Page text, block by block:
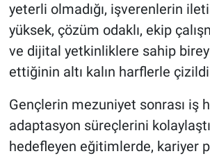
yeterli olmadığı, işverenlerin
yüksek, çözüm odaklı, ekip
ve dijital yetkinliklere sahip
ettiğinin altı kalın harflerle
Gençlerin mezuniyet sonrası iş
adaptasyon süreçlerini
hedefleyen eğitimlerde, kariyer